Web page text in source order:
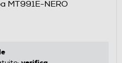
MT991E-NERO